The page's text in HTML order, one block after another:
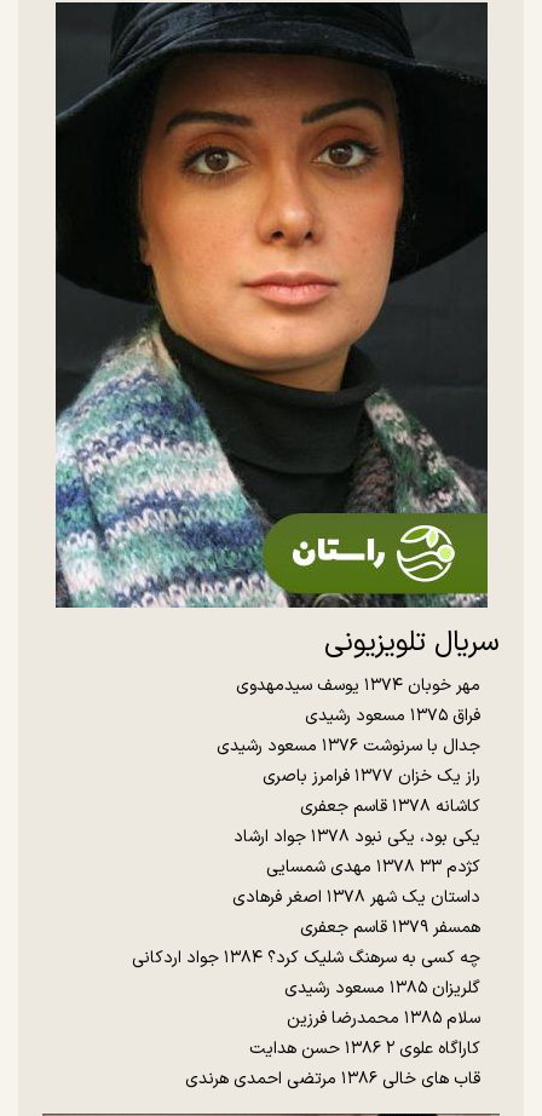
سریال تلویزیونی
مهر خوبان ۱۳۷۴ یوسف سیدمهدوی
فراق ۱۳۷۵ مسعود رشیدی
جدال با سرنوشت ۱۳۷۶ مسعود رشیدی
راز یک خزان ۱۳۷۷ فرامرز باصری
کاشانه ۱۳۷۸ قاسم جعفری
یکی بود، یکی نبود ۱۳۷۸ جواد ارشاد
کژدم ۳۳ ۱۳۷۸ مهدی شمسایی
داستان یک شهر ۱۳۷۸ اصغر فرهادی
همسفر ۱۳۷۹ قاسم جعفری
چه کسی به سرهنگ شلیک کرد؟ ۱۳۸۴ جواد اردکانی
گلریزان ۱۳۸۵ مسعود رشیدی
سلام ۱۳۸۵ محمدرضا فرزین
کاراگاه علوی ۲ ۱۳۸۶ حسن هدایت
قاب های خالی ۱۳۸۶ مرتضی احمدی هرندی